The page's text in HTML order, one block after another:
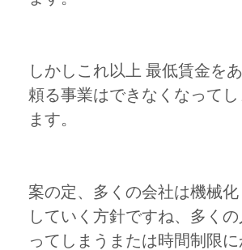
しかしこれ以上 最低賃金を
頼る事業はできなくなって
ます。
案の定、多くの会社は機械化
していく方針ですね、多く
ってしまうまたは時間制限